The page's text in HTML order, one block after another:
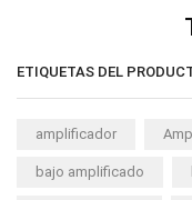
ETIQUETAS DEL
amplificador
bajo amplificado